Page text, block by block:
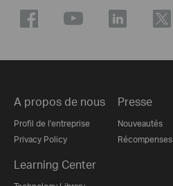
A propos de nous
Profil de l'entreprise
Privacy Policy
Presse
Nouveautés
Récompenses
Learning Center